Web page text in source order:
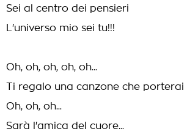
Sei al centro dei pensieri
L'universo mio sei tu!!!
Oh, oh, oh, oh, oh...
Ti regalo una canzone che porterai
Oh, oh, oh...
Sarà l'amica del cuore...